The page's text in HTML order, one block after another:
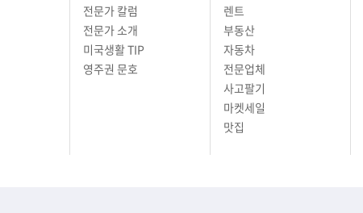
ASK미국
전체상담
전문가 칼럼
전문가 소개
HelloKtown
구인
렌트
부동산
자동차
전문업체
사고팔기